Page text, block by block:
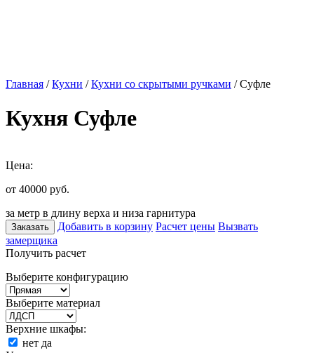
Главная /Кухни /Кухни со скрытыми ручками / Суфле
Кухня Суфле
Цена:
от 40000 руб.
за метр в длину верха и низа гарнитура
Заказать Добавить в корзину Расчет цены Вызвать
замерщика
Получить расчет
Выберите конфигурацию
Выберите материал
Верхние шкафы:
нет да